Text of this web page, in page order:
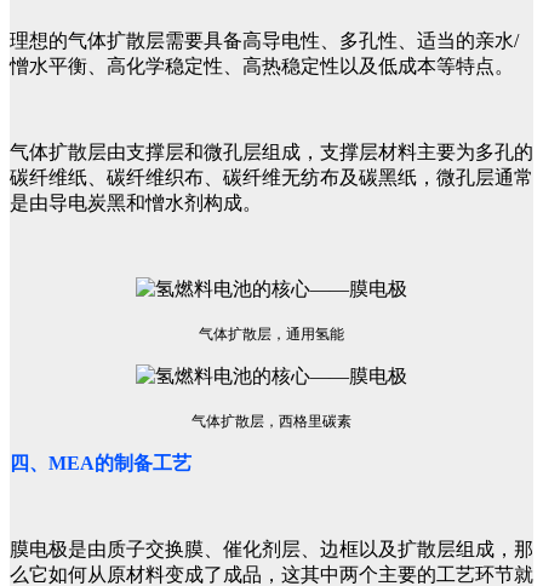
理想的气体扩散层需要具备高导电性、多孔性、适当的亲水/
憎水平衡、高化学稳定性、高热稳定性以及低成本等特点。
气体扩散层由支撑层和微孔层组成，支撑层材料主要为多孔的
碳纤维纸、碳纤维织布、碳纤维无纺布及碳黑纸，微孔层通常
是由导电炭黑和憎水剂构成。
气体扩散层，通用氢能
气体扩散层，西格里碳素
四、MEA的制备工艺
膜电极是由质子交换膜、催化剂层、边框以及扩散层组成，那
么它如何从原材料变成了成品，这其中两个主要的工艺环节就